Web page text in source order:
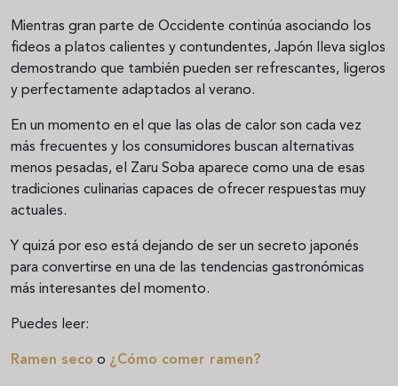
Mientras gran parte de Occidente continúa asociando los
fideos a platos calientes y contundentes, Japón lleva siglos
demostrando que también pueden ser refrescantes, ligeros
y perfectamente adaptados al verano.
En un momento en el que las olas de calor son cada vez
más frecuentes y los consumidores buscan alternativas
menos pesadas, el Zaru Soba aparece como una de esas
tradiciones culinarias capaces de ofrecer respuestas muy
actuales.
Y quizá por eso está dejando de ser un secreto japonés
para convertirse en una de las tendencias gastronómicas
más interesantes del momento.
Puedes leer:
Ramen seco o ¿Cómo comer ramen?